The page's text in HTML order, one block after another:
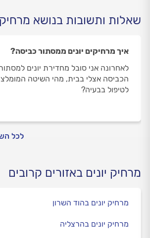
שאלות ותשובות בנושא מרחיק
איך מרחיקים יונים ממסתור כביסה?
לאחרונה אני סובל מחדירת יונים למסתור
הכביסה אצלי בבית, מהי השיטה
לטיפול בבעיה?
לכל
מרחיק יונים באזורים קרובים
מרחיק יונים בהוד השרון
מרחיק יונים בהרצליה